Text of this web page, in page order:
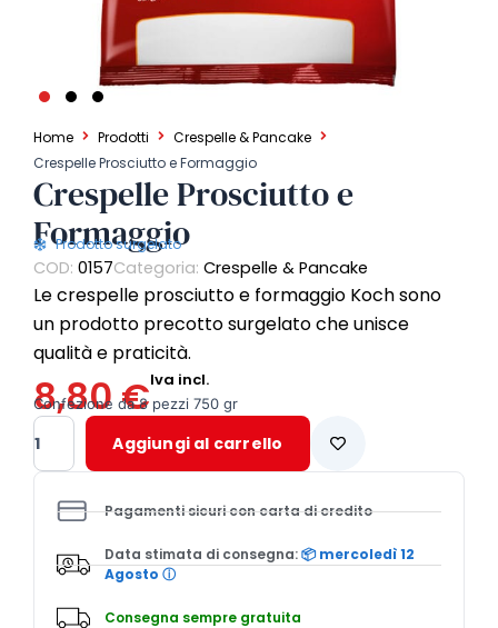
Home Prodotti
Crespelle & Pancake
Crespelle Prosciutto e Formaggio
Crespelle Prosciutto e
Formaggio
Prodotto surgelato
COD: 0157Categoria: Crespelle & Pancake
Le crespelle prosciutto e formaggio Koch sono
un prodotto precotto surgelato che unisce
qualità e praticità.
8,80€Iva incl.
Confezione da 8 pezzi 750 gr
Crespelle
Prosciutto
e
quantità
Aggiungi al carrello
Pagamenti sicuri con carta di credito
Data stimata di consegna:📦 mercoledì 12
Agosto ⓘ
Consegna sempre gratuita